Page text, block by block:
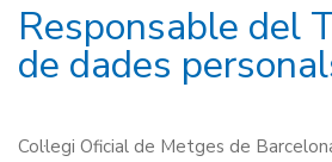
Responsable del
de dades
Col·legi Oficial de Metges de